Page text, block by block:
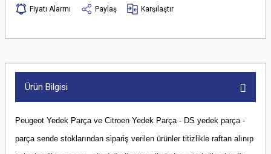
Fiyatı Alarmı
Paylaş Karşılaştır
Ürün Bilgisi
Peugeot Yedek Parça ve Citroen Yedek Parça - DS yedek parça -
parça sende stoklarından sipariş verilen ürünler titizlikle raftan alınıp